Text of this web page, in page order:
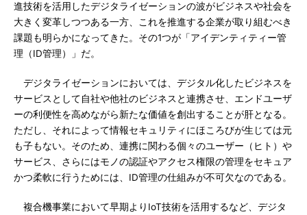
進技術を活用したデジタライゼーションの波がビジネスや社会を
大きく変革しつつある一方、これを推進する企業が取り組むべき
課題も明らかになってきた。その1つが「アイデンティティー管
理（ID管理）」だ。
デジタライゼーションにおいては、デジタル化したビジネスを
サービスとして自社や他社のビジネスと連携させ、エンドユーザ
ーの利便性を高めながら新たな価値を創出することが肝となる。
ただし、それによって情報セキュリティにほころびが生じては元
も子もない。そのため、連携に関わる個々のユーザー（ヒト）や
サービス、さらにはモノの認証やアクセス権限の管理をセキュア
かつ柔軟に行うためには、ID管理の仕組みが不可欠なのである。
複合機事業において早期よりIoT技術を活用するなど、デジタ